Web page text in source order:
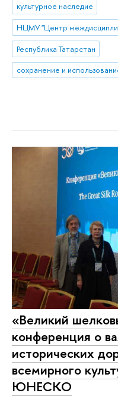
культурное наследие
Республика Татарстан
«Великий
конференция о
исторических
всемирного
ЮНЕСКО